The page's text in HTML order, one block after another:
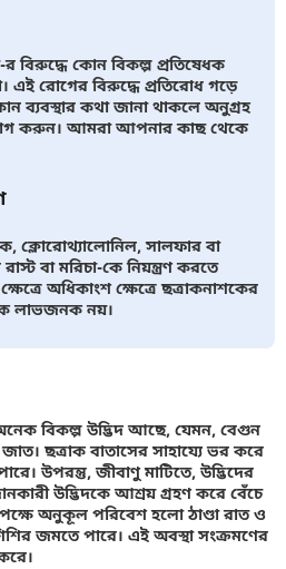
র বিরুদ্ধে কোন বিকল্প প্রতিষেধক
এই রোগের বিরুদ্ধে প্রতিরোধ গড়ে
ব্যবস্থার কথা জানা থাকলে অনুগ্রহ
করুন। আমরা আপনার কাছ থেকে
ক্লোরোথ্যালোনিল, সালফার বা
বা মরিচা-কে নিয়ন্ত্রণ করতে
অধিকাংশ ক্ষেত্রে ছত্রাকনাশকের
লাভজনক নয়।
বিকল্প উদ্ভিদ আছে, যেমন, বেগুন
ছত্রাক বাতাসের সাহায্যে ভর করে
উপরন্তু, জীবাণু মাটিতে, উদ্ভিদের
উদ্ভিদকে আশ্রয় গ্রহণ করে বেঁচে
পক্ষে অনুকূল পরিবেশ হলো ঠাণ্ডা রাত ও
জমতে পারে। এই অবস্থা সংক্রমণের